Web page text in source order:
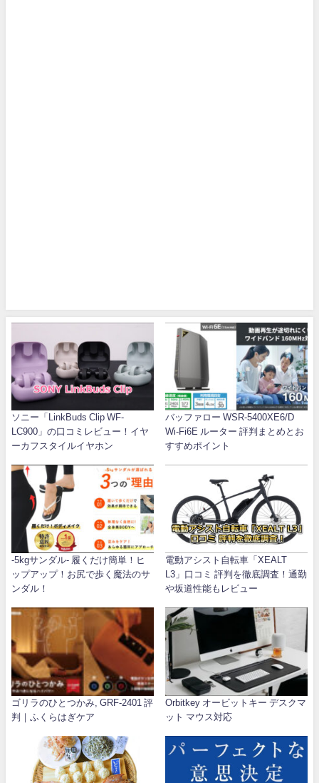
ソニー「LinkBuds Clip WF-
LC900」の口コミレビュー！イヤ
ーカフスタイルイヤホン
バッファロー WSR-5400XE6/D
Wi-Fi6E ルーター 評判まとめとお
すすめポイント
-5kgサンダル- 履くだけ簡単！ヒ
ップアップ！お尻で歩く魔法のサ
ンダル！
電動アシスト自転車「XEALT
L3」口コミ 評判を徹底調査！通勤
や坂道性能もレビュー
ゴリラのひとつかみ, GRF-2401 評
判｜ふくらはぎケア
Orbitkey オービットキー デスクマ
ット マウス対応